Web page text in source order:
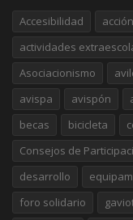
Accesibilidad
actividades
Asociacionismo
avispa
avispón
becas
bicicleta
Consejos de
desarrollo
foro solidario